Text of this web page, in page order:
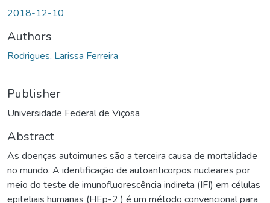
2018-12-10
Authors
Rodrigues, Larissa Ferreira
Publisher
Universidade Federal de Viçosa
Abstract
As doenças autoimunes são a terceira causa de mortalidade
no mundo. A identificação de autoanticorpos nucleares por
meio do teste de imunofluorescência indireta (IFI) em células
epiteliais humanas (HEp-2 ) é um método convencional para